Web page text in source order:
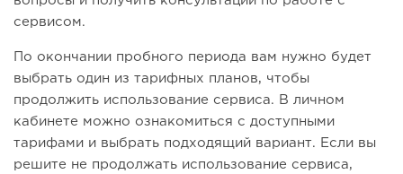
сервисом.
По окончании пробного периода вам нужно будет
выбрать один из тарифных планов, чтобы
продолжить использование сервиса. В личном
кабинете можно ознакомиться с доступными
тарифами и выбрать подходящий вариант. Если вы
решите не продолжать использование сервиса,